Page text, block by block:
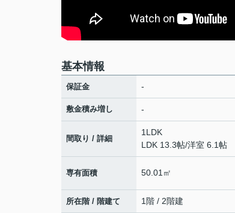
基本情報
保証金 -
敷金積み増し -
間取り / 詳細
1LDK
LDK 13.3帖/洋室 6.1帖
専有面積 50.01㎡
所在階 / 階建て 1階 / 2階建